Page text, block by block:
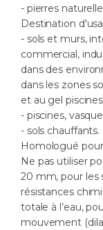
- pierres
Destination
- sols et murs,
commercial,
dans des
dans les zones
et au gel
- piscines,
- sols chauffants.
Homologué
Ne pas utiliser
20 mm, pour les
résistances
totale à l’eau,
mouvement